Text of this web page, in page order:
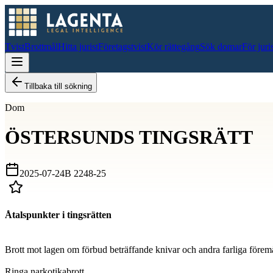
TvistBrottmålHitta juristFöretagstvistKör rättegångSök domarFör
Tillbaka till sökning
Dom
ÖSTERSUNDS TINGSRÄTT
2025-07-24B 2248-25
Åtalspunkter i tingsrätten
Brott mot lagen om förbud beträffande knivar och andra farliga